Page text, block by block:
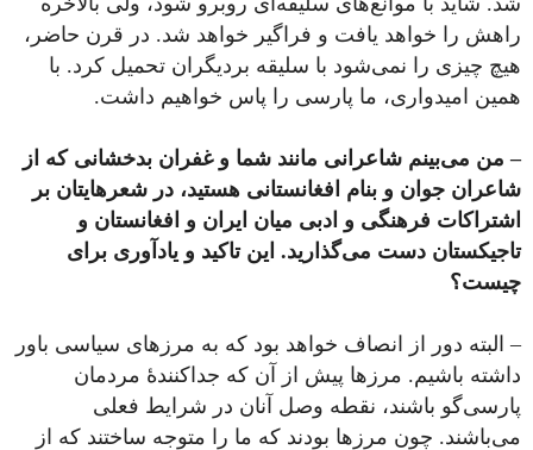
راهش را خواهد یافت و فراگیر خواهد شد. در قرن حاضر،
هیچ چیزی را نمی‌شود با سلیقه بردیگران تحمیل کرد. با
همین امیدواری، ما پارسی را پاس خواهیم داشت.
– من می‌بینم شاعرانی مانند شما و غفران بدخشانی که از
شاعران جوان و بنام افغانستانی هستید، در شعرهایتان بر
اشتراکات فرهنگی و ادبی میان ایران و افغانستان و
تاجیکستان دست می‌گذارید. این تاکید و یادآوری برای
چیست؟
– البته دور از انصاف خواهد بود که به مرزهای سیاسی باور
داشته‌ باشیم. مرزها پیش از آن‌ که جداکنندۀ مردمان
پارسی‌گو باشند، نقطه وصل آنان در شرایط فعلی
می‌باشند. چون مرزها بودند که ما را متوجه ساختند که از